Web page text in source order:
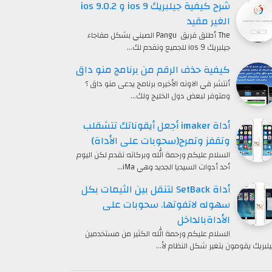
شرح كيفية جيلبريك ios 9 و ios 9.0.2
الغير مقيد
The أطلق فريق Pangu الصيني بشكل مفاجاء
جيلبريك ios 9 للجميع ونقدم لك…
كيفية حذف الرقم من برنامج منو داق
أنتشر في الاونه الأخيره برنامج يدعى منو داق ؟
ومتوفر لبعض دول الخليج ولك…
أداة imaker أجعل أيقوناتك تتشقلب
وتقفز وتمرح(سحوبات على الأداة)
السلام عليكم ورحمة الله وبركاته نقدم لكن اليوم
أحد أدوات السيديا الجديد وهي iMa…
أداة SetBack لتنقل بين الثيمات بكل
سهوله لاتفوتها. سحوبات على
الأداةبالداخل
السلام عليكم ورحمة الله الكثير من مستخدمين
يقومون بتغير شكل النظام لأ…